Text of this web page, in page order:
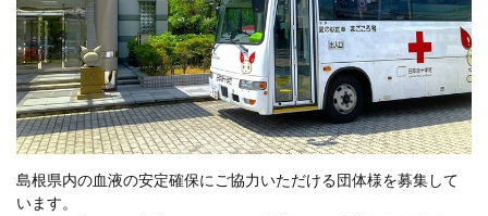
島根県内の血液の安定確保にご協力いただける団体様を募集して
います。